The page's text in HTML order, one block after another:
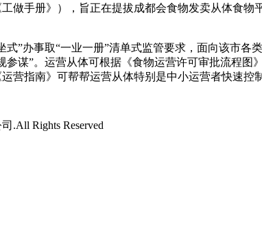
工做手册》），旨正在提拔成都会食物发卖从体食
办事取“一业一册”清单式监管要求，面向该市各
参谋”。运营从体可根据《食物运营许可审批流程
营指南》可帮帮运营从体特别是中小运营者快速控
.All Rights Reserved